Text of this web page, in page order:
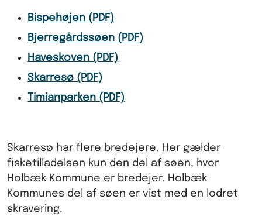
Bispehøjen (PDF)
Bjerregårdssøen (PDF)
Haveskoven (PDF)
Skarresø (PDF)
Timianparken (PDF)
Skarresø har flere bredejere. Her gælder
fisketilladelsen kun den del af søen, hvor
Holbæk Kommune er bredejer. Holbæk
Kommunes del af søen er vist med en lodret
skravering.